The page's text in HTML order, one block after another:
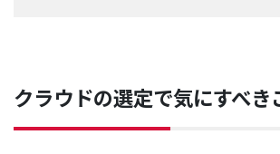
クラウドの選定で気にすべき